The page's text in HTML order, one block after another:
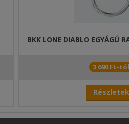
BKK LONE DIABLO EGYÁGÚ
3 690 Ft-tól
Részletek